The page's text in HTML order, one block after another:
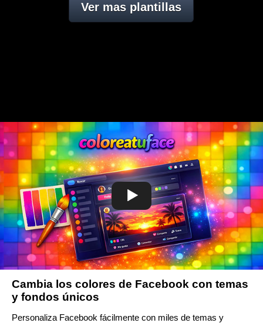
Ver mas plantillas
Cambia los colores de Facebook con temas
y fondos únicos
Personaliza Facebook fácilmente con miles de temas y